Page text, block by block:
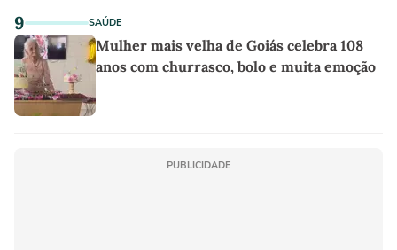
9 SAÚDE
Mulher mais velha de Goiás celebra 108
anos com churrasco, bolo e muita emoção
PUBLICIDADE